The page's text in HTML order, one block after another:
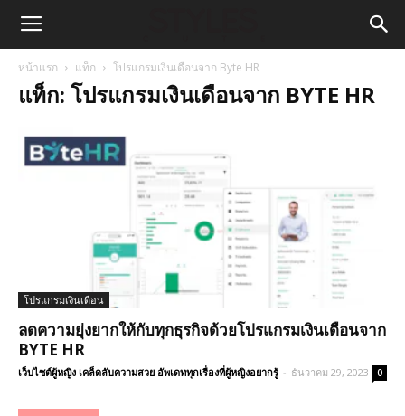
หน้าแรก แท็ก โปรแกรมเงินเดือนจาก Byte HR
แท็ก: โปรแกรมเงินเดือนจาก BYTE HR
โปรแกรมเงินเดือน
ลดความยุ่งยากให้กับทุกธุรกิจด้วยโปรแกรมเงินเดือนจาก
BYTE HR
เว็บไซต์ผู้หญิง เคล็ดลับความสวย อัพเดททุกเรื่องที่ผู้หญิงอยากรู้ - ธันวาคม 29, 2023 0